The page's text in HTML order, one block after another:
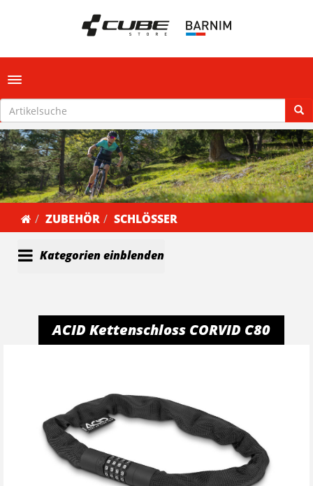
Toggle navigation
ZUBEHÖR SCHLÖSSER
Kategorien einblenden
ACID Kettenschloss CORVID C80